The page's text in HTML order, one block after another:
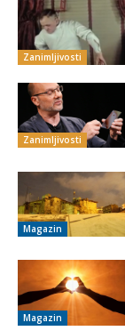
Zanimljivosti
Zanimljivosti
Magazin
Magazin